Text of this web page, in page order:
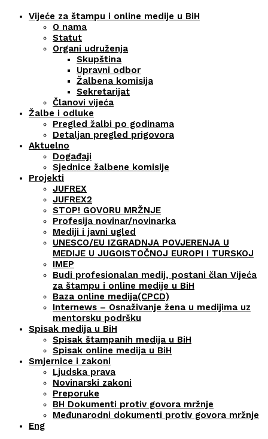
Vijeće za štampu i online medije u BiH
O nama
Statut
Organi udruženja
Skupština
Upravni odbor
Žalbena komisija
Sekretarijat
Članovi vijeća
Žalbe i odluke
Pregled žalbi po godinama
Detaljan pregled prigovora
Aktuelno
Događaji
Sjednice žalbene komisije
Projekti
JUFREX
JUFREX2
STOP! GOVORU MRŽNJE
Profesija novinar/novinarka
Mediji i javni ugled
UNESCO/EU IZGRADNJA POVJERENJA U
MEDIJE U JUGOISTOČNOJ EUROPI I TURSKOJ
IMEP
Budi profesionalan medij, postani član Vijeća
za štampu i online medije u BiH
Baza online medija(CPCD)
Internews – Osnaživanje žena u medijima uz
mentorsku podršku
Spisak medija u BiH
Spisak štampanih medija u BiH
Spisak online medija u BiH
Smjernice i zakoni
Ljudska prava
Novinarski zakoni
Preporuke
BH Dokumenti protiv govora mržnje
Međunarodni dokumenti protiv govora mržnje
Eng